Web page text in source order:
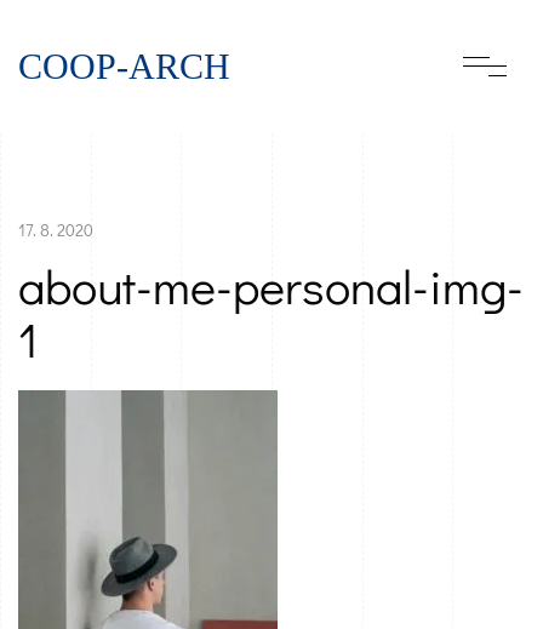
COOP-ARCH
17. 8. 2020
about-me-personal-img-
1